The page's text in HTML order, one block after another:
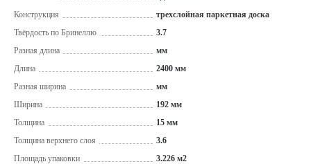
Конструкция
трехслойная паркетная доска
Твёрдость по Бринеллю
3.7
Разная длина
мм
Длина
2400 мм
Разная ширина
мм
Ширина
192 мм
Толщина
15 мм
Толщина верхнего слоя
3.6
Площадь упаковки
3.226 м2